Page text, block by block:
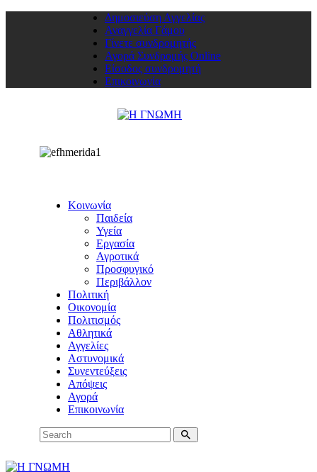
Δημοσιεύση Αγγελίας
Αναγγελία Γάμου
Γίνετε συνδρομητής
Αγορά Συνδρομής Online
Είσοδος συνδρομητή
Επικοινωνία
Κοινωνία
Παιδεία
Υγεία
Εργασία
Αγροτικά
Προσφυγικό
Περιβάλλον
Πολιτική
Οικονομία
Πολιτισμός
Αθλητικά
Αγγελίες
Αστυνομικά
Συνεντεύξεις
Απόψεις
Αγορά
Επικοινωνία